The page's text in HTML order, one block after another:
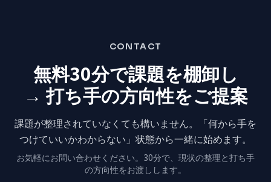
CONTACT
無料30分で課題を棚卸し
→ 打ち手の方向性をご提案
課題が整理されていなくても構いません。
「何から手を
つけていいかわからない」状態から一緒に始めます。
お気軽にお問い合わせください。 30分で、現状の整理と打ち手
の方向性をお渡しします。